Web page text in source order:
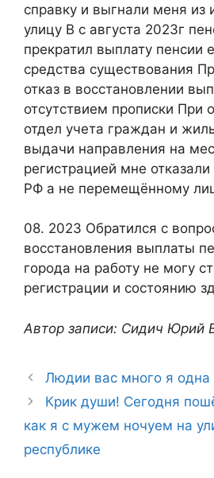
справку и выгнали меня из
улицу В с августа 2023г
прекратил выплату пенсии
средства существования
отказ в восстановлении
отсутствием прописки При
отдел учета граждан и
выдачи направления на
регистрацией мне
РФ а не перемещённому
08. 2023 Обратился с
восстановления выплаты
города на работу не могу
регистрации и состоянию
Автор записи: Сидич Юрий
Людии вас много я одна
Крик души! Сегодня
как я с мужем ночуем на
республике